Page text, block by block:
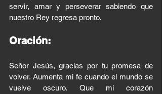
servir, amar y perseverar sabiendo que
nuestro Rey regresa pronto.
Oración:
Señor Jesús, gracias por tu promesa de
volver. Aumenta mi fe cuando el mundo se
vuelve oscuro. Que mi corazón